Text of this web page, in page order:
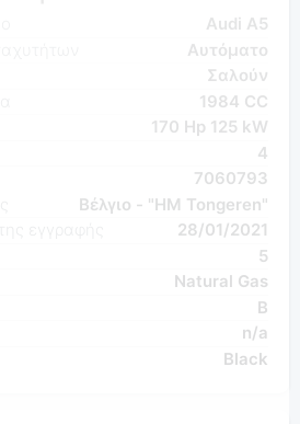
Audi A5
Αυτόματο
Σαλούν
1984 CC
170 Hp 125 kW
4
7060793
Βέλγιο - "HM Tongeren"
28/01/2021
5
Natural Gas
B
n/a
Black